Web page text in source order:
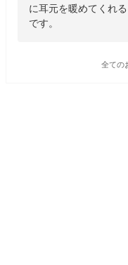
に耳元を暖めてくれ
です。
全ての